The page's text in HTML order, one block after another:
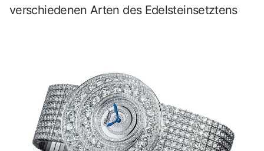
verschiedenen Arten des Edelsteinsetztens